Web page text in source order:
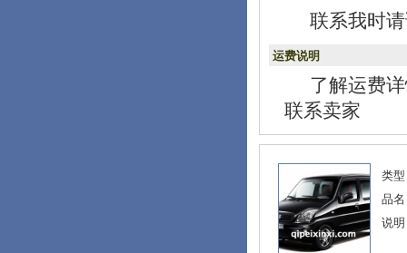
联系我时
运费说明
了解运费
联系卖家
类
品
说